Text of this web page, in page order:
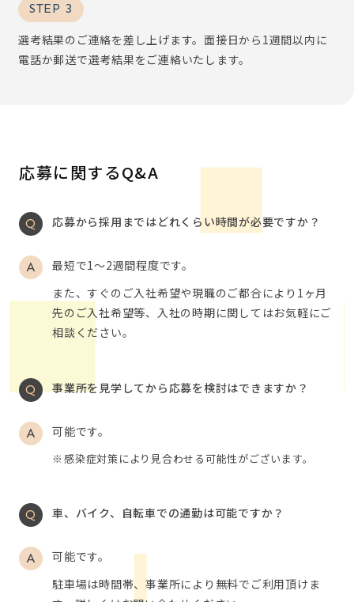
STEP 3
選考結果のご連絡を差し上げます。面接日から1週間以内に
電話か郵送で選考結果をご連絡いたします。
応募に関するQ&A
応募から採用まではどれくらい時間が必要ですか？
最短で1～2週間程度です。
また、すぐのご入社希望や現職のご都合により1ヶ月
先のご入社希望等、入社の時期に関してはお気軽にご
相談ください。
事業所を見学してから応募を検討はできますか？
可能です。
感染症対策により見合わせる可能性がございます。
車、バイク、自転車での通勤は可能ですか？
可能です。
駐車場は時間帯、事業所により無料でご利用頂けま